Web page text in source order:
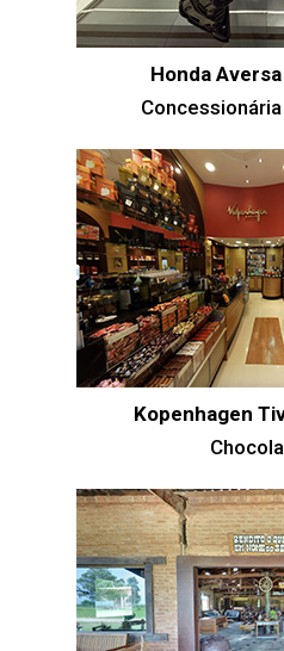
Honda
Kopenhagen